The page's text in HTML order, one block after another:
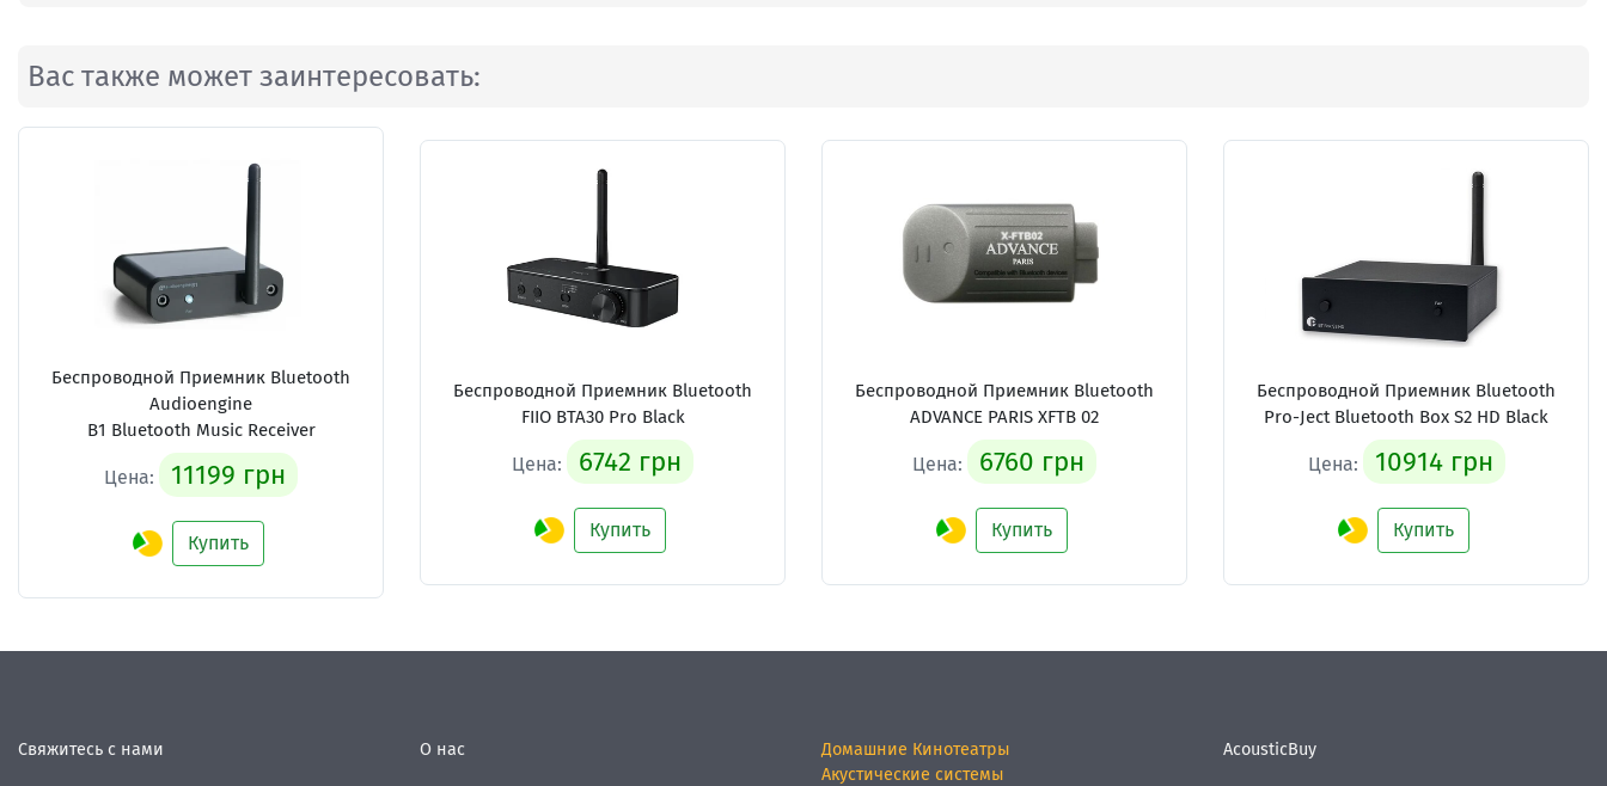
Вас также может заинтересовать:
Беспроводной Приемник Bluetooth
Audioengine
B1 Bluetooth Music Receiver
Цена: 11199 грн
Купить
Беспроводной Приемник Bluetooth
FIIO BTA30 Pro Black
Цена: 6742 грн
Купить
Беспроводной Приемник Bluetooth
ADVANCE PARIS XFTB 02
Цена: 6760 грн
Купить
Беспроводной Приемник Bluetooth
Pro-Ject Bluetooth Box S2 HD Black
Цена: 10914 грн
Купить
Свяжитесь с нами О нас
Домашние Кинотеатры
Акустические системы
AcousticBuy